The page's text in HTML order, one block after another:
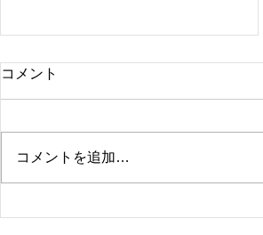
コメント
コメントを追加…